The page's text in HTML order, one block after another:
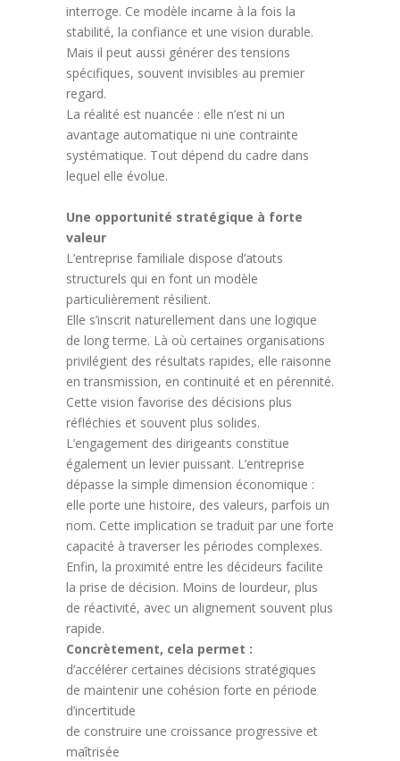
interroge. Ce modèle incarne à la fois la
stabilité, la confiance et une vision durable.
Mais il peut aussi générer des tensions
spécifiques, souvent invisibles au premier
regard.
La réalité est nuancée : elle n’est ni un
avantage automatique ni une contrainte
systématique. Tout dépend du cadre dans
lequel elle évolue.
Une opportunité stratégique à forte
valeur
L’entreprise familiale dispose d’atouts
structurels qui en font un modèle
particulièrement résilient.
Elle s’inscrit naturellement dans une logique
de long terme. Là où certaines organisations
privilégient des résultats rapides, elle raisonne
en transmission, en continuité et en pérennité.
Cette vision favorise des décisions plus
réfléchies et souvent plus solides.
L’engagement des dirigeants constitue
également un levier puissant. L’entreprise
dépasse la simple dimension économique :
elle porte une histoire, des valeurs, parfois un
nom. Cette implication se traduit par une forte
capacité à traverser les périodes complexes.
Enfin, la proximité entre les décideurs facilite
la prise de décision. Moins de lourdeur, plus
de réactivité, avec un alignement souvent plus
rapide.
Concrètement, cela permet :
d’accélérer certaines décisions stratégiques
de maintenir une cohésion forte en période
d’incertitude
de construire une croissance progressive et
maîtrisée